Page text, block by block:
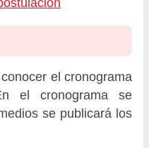
el cronograma
el cronograma se
se publicará los